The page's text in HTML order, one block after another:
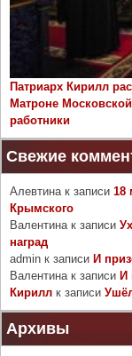
Патриарх Кирилл
Матроне
работники
Свежие
Алевтинак записи 18
Крымского
Валентинак записи
наград
admin к записи И
Валентинак записи И
Кирилл к записи
Архивы